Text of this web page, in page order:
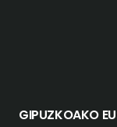
GIPUZKOAKO